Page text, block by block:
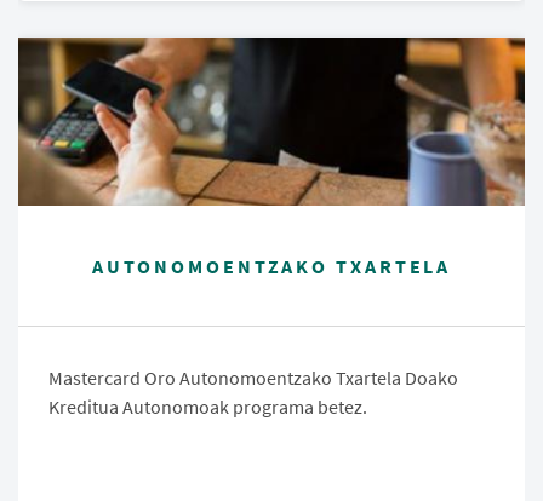
AUTONOMOENTZAKO TXARTELA
Mastercard Oro Autonomoentzako Txartela Doako
Kreditua Autonomoak programa betez.